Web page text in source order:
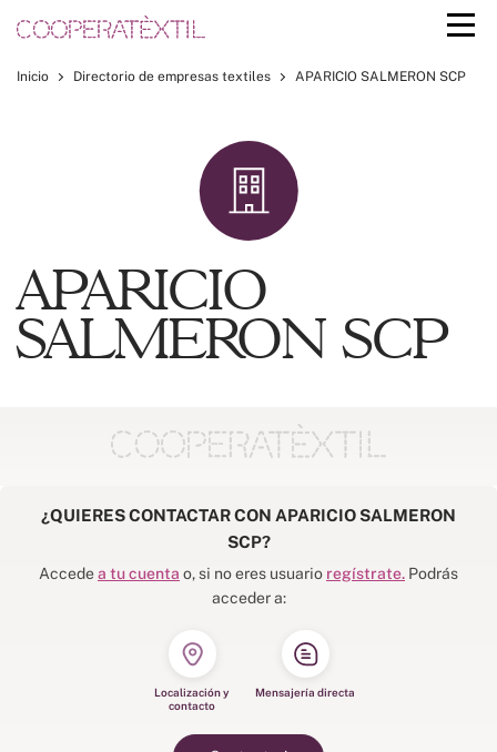
Inicio Directorio de empresas textiles APARICIO SALMERON SCP
APARICIO
SALMERON SCP
¿QUIERES CONTACTAR CON APARICIO SALMERON
SCP?
Accede a tu cuenta o, si no eres usuario regístrate. Podrás
acceder a:
Localización y
contacto
Mensajería directa